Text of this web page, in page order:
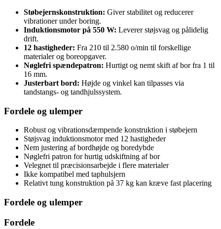
Støbejernskonstruktion: Giver stabilitet og reducerer
vibrationer under boring.
Induktionsmotor på 550 W: Leverer støjsvag og pålidelig
drift.
12 hastigheder: Fra 210 til 2.580 o/min til forskellige
materialer og boreopgaver.
Nøglefri spændepatron: Hurtigt og nemt skift af bor fra 1 til
16 mm.
Justerbart bord: Højde og vinkel kan tilpasses via
tandstangs- og tandhjulssystem.
Fordele og ulemper
Robust og vibrationsdæmpende konstruktion i støbejern
Støjsvag induktionsmotor med 12 hastigheder
Nem justering af bordhøjde og boredybde
Nøglefri patron for hurtig udskiftning af bor
Velegnet til præcisionsarbejde i flere materialer
Ikke kompatibel med taphulsjern
Relativt tung konstruktion på 37 kg kan kræve fast placering
Fordele og ulemper
Fordele